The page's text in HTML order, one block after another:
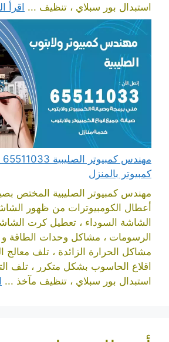
استبدال بور سبلاي ، تنظيف ... اقرأ
كمبيوتر بالمنزل
مهندس كمبيوتر الصليبية المختص
أعطال الكومبيوترات من ظهور
الشاشة السوداء ، تعطيل كرت
الرسومات ، مشاكل وحدات الطاقة و
مشاكل الحرارة الزائدة ، تلف معالج
اقلاع الحاسوب بشكل متكرر ، تلف
استبدال بور سبلاي ، تنظيف مآخذ ...